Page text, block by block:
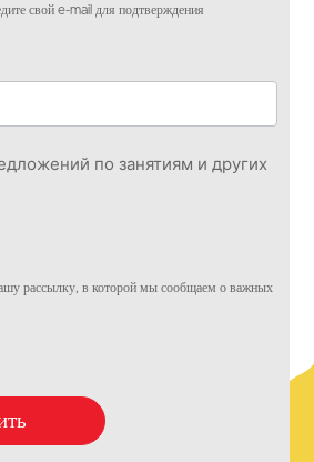
свой e-mail для подтверждения
по занятиям и других
рассылку, в которой мы сообщаем о важных